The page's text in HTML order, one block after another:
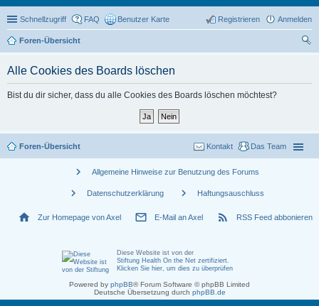
Schnellzugriff FAQ Benutzer Karte Anmelden
Registrieren
Foren-Übersicht
Alle Cookies des Boards löschen
Bist du dir sicher, dass du alle Cookies des Boards löschen möchtest?
Foren-Übersicht Das Team
Kontakt
chevron_right Allgemeine Hinweise zur Benutzung des Forums
chevron_right Datenschutzerklärung chevron_right Haftungsauschluss
home Zur Homepage von Axel mail_outline E-Mail an Axel rss_feed RSS Feed abbonieren
Diese Website ist von der
Stiftung Health On the Net zertifiziert.
Klicken Sie hier, um dies zu überprüfen
Powered by phpBB® Forum Software © phpBB Limited
Deutsche Übersetzung durch phpBB.de